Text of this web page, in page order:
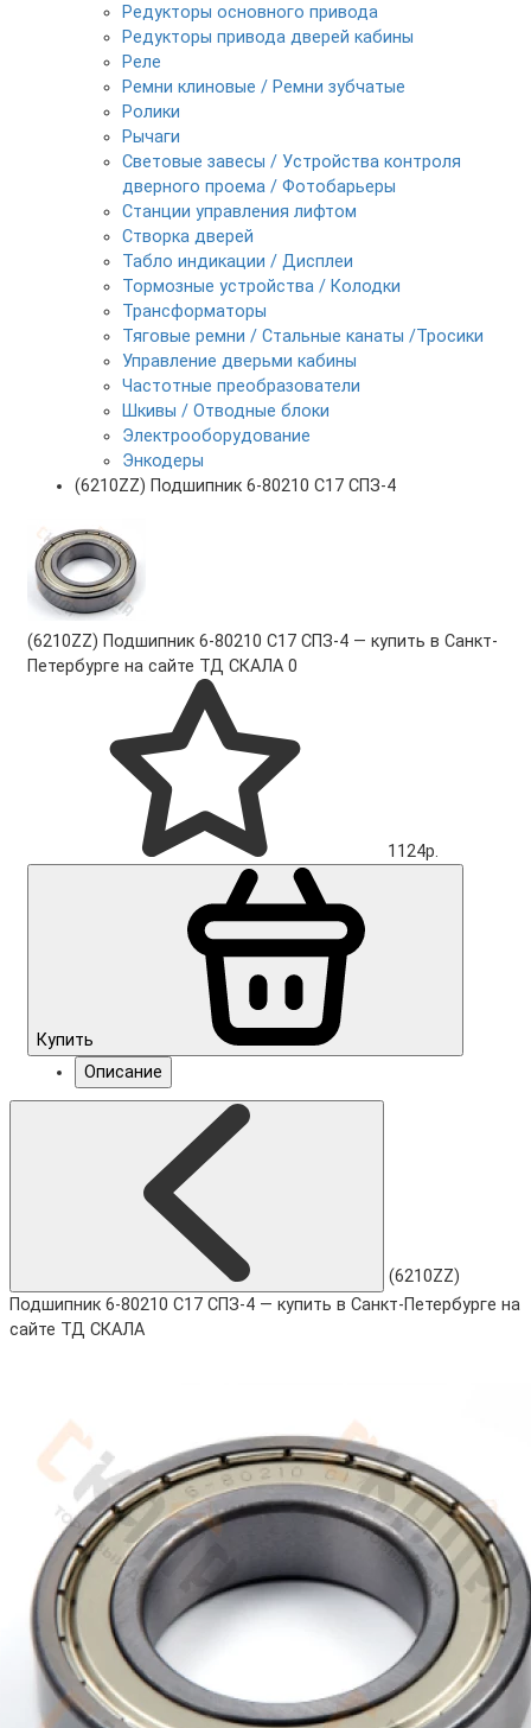
Редукторы основного привода
Редукторы привода дверей кабины
Реле
Ремни клиновые / Ремни зубчатые
Ролики
Рычаги
Световые завесы / Устройства контроля
дверного проема / Фотобарьеры
Станции управления лифтом
Створка дверей
Табло индикации / Дисплеи
Тормозные устройства / Колодки
Трансформаторы
Тяговые ремни / Стальные канаты /Тросики
Управление дверьми кабины
Частотные преобразователи
Шкивы / Отводные блоки
Электрооборудование
Энкодеры
(6210ZZ) Подшипник 6-80210 С17 СПЗ-4
(6210ZZ) Подшипник 6-80210 С17 СПЗ-4 — купить в Санкт-
Петербурге на сайте ТД СКАЛА 0
1124р.
Купить
Описание
(6210ZZ)
Подшипник 6-80210 С17 СПЗ-4 — купить в Санкт-Петербурге на
сайте ТД СКАЛА